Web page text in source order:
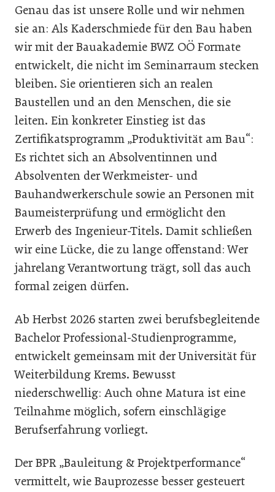
Genau das ist unsere Rolle und wir nehmen
sie an: Als Kaderschmiede für den Bau haben
wir mit der Bauakademie BWZ OÖ Formate
entwickelt, die nicht im Seminarraum stecken
bleiben. Sie orientieren sich an realen
Baustellen und an den Menschen, die sie
leiten. Ein konkreter Einstieg ist das
Zertifikatsprogramm „Produktivität am Bau“:
Es richtet sich an Absolventinnen und
Absolventen der Werkmeister- und
Bauhandwerkerschule sowie an Personen mit
Baumeisterprüfung und ermöglicht den
Erwerb des Ingenieur-Titels. Damit schließen
wir eine Lücke, die zu lange offenstand: Wer
jahrelang Verantwortung trägt, soll das auch
formal zeigen dürfen.
Ab Herbst 2026 starten zwei berufsbegleitende
Bachelor Professional-Studienprogramme,
entwickelt gemeinsam mit der Universität für
Weiterbildung Krems. Bewusst
niederschwellig: Auch ohne Matura ist eine
Teilnahme möglich, sofern einschlägige
Berufserfahrung vorliegt.
Der BPR „Bauleitung & Projektperformance“
vermittelt, wie Bauprozesse besser gesteuert